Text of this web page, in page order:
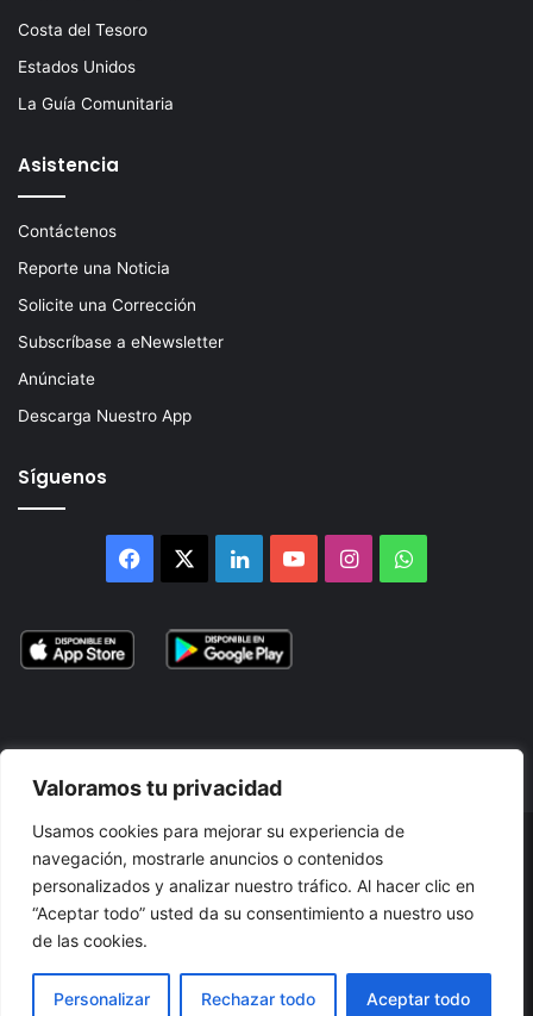
Valoramos tu privacidad
Usamos cookies para mejorar su experiencia de
navegación, mostrarle anuncios o contenidos
personalizados y analizar nuestro tráfico. Al hacer clic en
“Aceptar todo” usted da su consentimiento a nuestro uso
de las cookies.
Personalizar Rechazar todo Aceptar todo
Costa del Tesoro
Estados Unidos
La Guía Comunitaria
Asistencia
Contáctenos
Reporte una Noticia
Solicite una Corrección
Subscríbase a eNewsletter
Anúnciate
Descarga Nuestro App
Síguenos
Facebook LinkedInYouTubeInstagramWhatsApp
© 2026, Atlántikas LLC. Todos los derechos reservados. Prohibida
su reproducción total o parcial, así como su traducción a cualquier
idioma sin nuestra autorización escrita.
Términos y Condiciones
Política de Privacidad
Cookies
Accesibilidad
Mapa